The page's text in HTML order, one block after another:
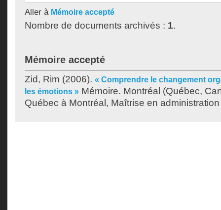
Aller à Mémoire accepté
Nombre de documents archivés : 1.
Mémoire accepté
Zid, Rim (2006). « Comprendre le changement
les émotions » Mémoire. Montréal (Québec,
Québec à Montréal, Maîtrise en